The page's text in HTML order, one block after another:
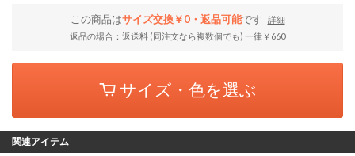
この商品はサイズ交換￥0・返品可能です
詳細
返品の場合：返送料 (同注文なら複数個でも) 一律￥660
サイズ・色を選ぶ
関連アイテム